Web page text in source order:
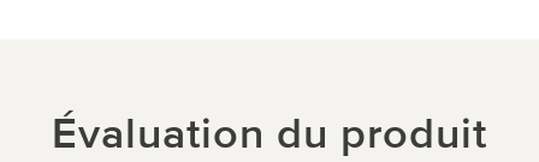
Évaluation du produit